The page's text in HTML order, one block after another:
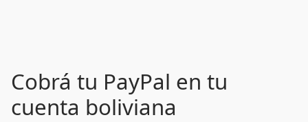
Cobrá tu PayPal en tu
cuenta boliviana